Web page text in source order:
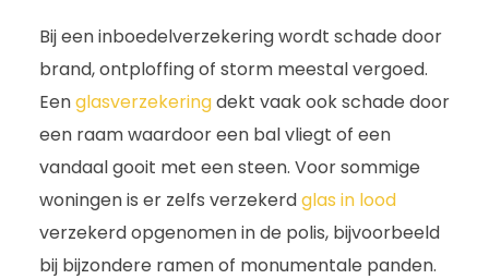
Bij een inboedelverzekering wordt schade door
brand, ontploffing of storm meestal vergoed.
Eenglasverzekeringdekt vaak ook schade door
een raam waardoor een bal vliegt of een
vandaal gooit met een steen. Voor sommige
woningen is er zelfs verzekerdglas in lood
verzekerd opgenomen in de polis, bijvoorbeeld
bij bijzondere ramen of monumentale panden.